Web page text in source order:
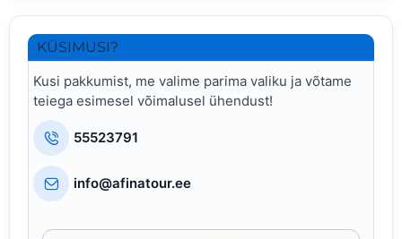
KÜSIMUSI?
Kusi pakkumist, me valime parima valiku ja võtame
teiega esimesel võimalusel ühendust!
55523791
info@afinatour.ee